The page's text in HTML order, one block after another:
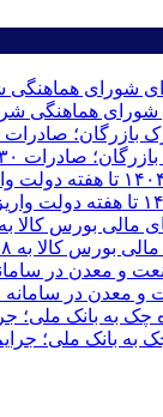
شورای هماهنگی
۱۳۰ درصد افزایش یافت
کالا به ۱۸ افزایش یافت
معدن در سامانه
به بانک ملی؛